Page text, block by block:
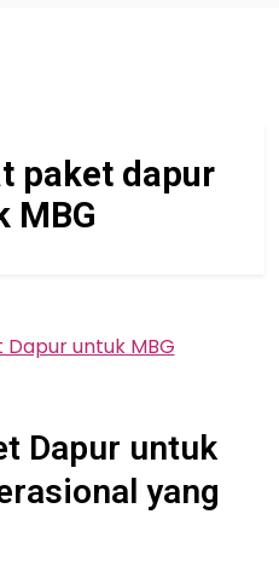
paket dapur
MBG
Dapur untuk
yang